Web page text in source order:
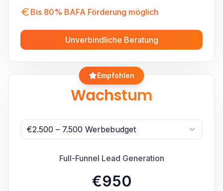
Bis 80% BAFA Förderung möglich
Unverbindliche Beratung
Empfohlen
Wachstum
€2.500 – 7.500 Werbebudget
Full-Funnel Lead Generation
€950